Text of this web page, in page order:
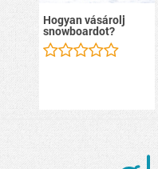
Hogyan vásárolj
snowboardot?